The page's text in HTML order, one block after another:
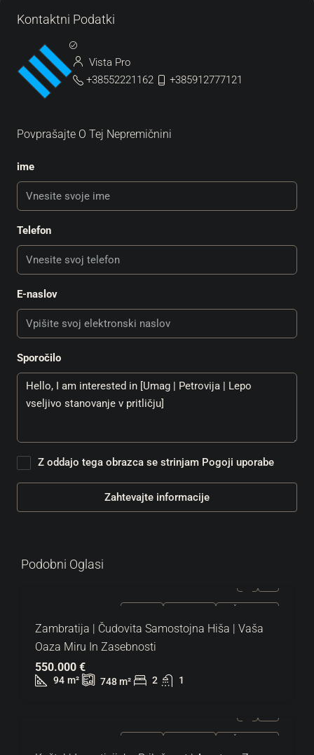
Kontaktni Podatki
Vista Pro
+38552221162
+385912777121
Povprašajte O Tej Nepremičnini
ime
Telefon
E-naslov
Sporočilo
Z oddajo tega obrazca se strinjam Pogoji uporabe
Zahtevajte informacije
Podobni Oglasi
Zambratija | Čudovita Samostojna Hiša | Vaša
Oaza Miru In Zasebnosti
550.000 €
94 m² 748m² 2 1